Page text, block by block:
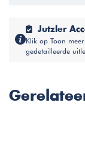
Jutzler
Klik op Toon
gedetailleerde